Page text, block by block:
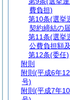
費負担)
第10条(選挙
契約締結の
第11条(選挙
公費負担額
第12条(委任)
附則
附則 (平成6年
号)
附則 (平成7年